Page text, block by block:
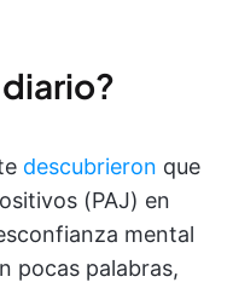
descubrieron que
(PAJ) en
mental
pocas palabras,